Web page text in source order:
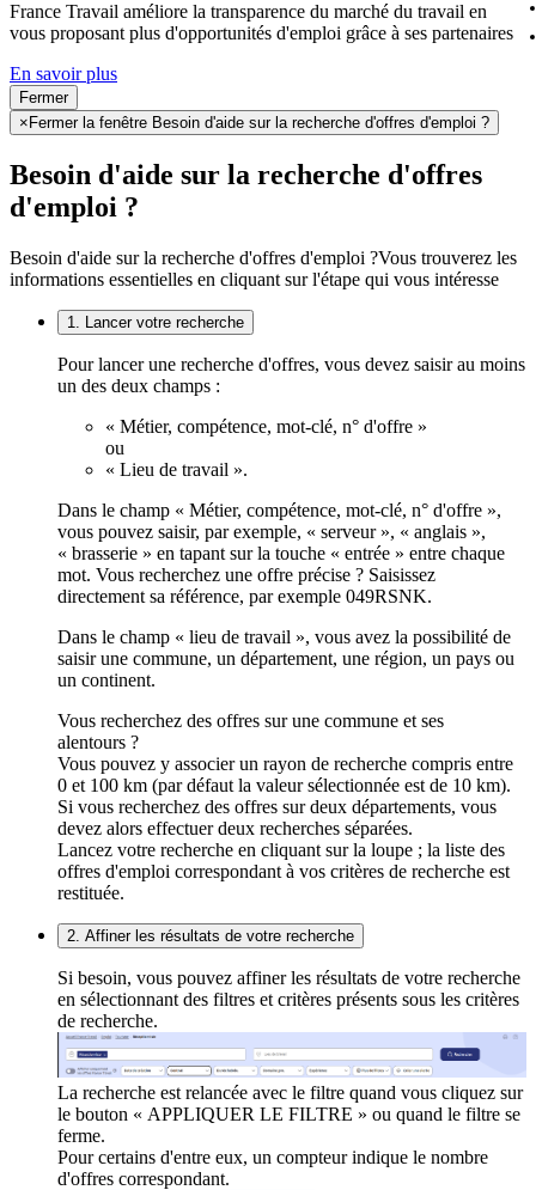
France Travail améliore la transparence du marché du travail en
vous proposant plus d'opportunités d'emploi grâce à ses partenaires
En savoir plus
Fermer
× Fermer la fenêtre Besoin d'aide sur la recherche d'offres d'emploi ?
Besoin d'aide sur la recherche d'offres
d'emploi ?
Besoin d'aide sur la recherche d'offres d'emploi ?Vous trouverez les
informations essentielles en cliquant sur l'étape qui vous intéresse
1. Lancer votre recherche
Pour lancer une recherche d'offres, vous devez saisir au moins
un des deux champs :
« Métier, compétence, mot-clé, n° d'offre »
ou
« Lieu de travail ».
Dans le champ « Métier, compétence, mot-clé, n° d'offre »,
vous pouvez saisir, par exemple, « serveur », « anglais »,
« brasserie » en tapant sur la touche « entrée » entre chaque
mot. Vous recherchez une offre précise ? Saisissez
directement sa référence, par exemple 049RSNK.
Dans le champ « lieu de travail », vous avez la possibilité de
saisir une commune, un département, une région, un pays ou
un continent.
Vous recherchez des offres sur une commune et ses
alentours ?
Vous pouvez y associer un rayon de recherche compris entre
0 et 100 km (par défaut la valeur sélectionnée est de 10 km).
Si vous recherchez des offres sur deux départements, vous
devez alors effectuer deux recherches séparées.
Lancez votre recherche en cliquant sur la loupe ; la liste des
offres d'emploi correspondant à vos critères de recherche est
restituée.
2. Affiner les résultats de votre recherche
Si besoin, vous pouvez affiner les résultats de votre recherche
en sélectionnant des filtres et critères présents sous les critères
de recherche.
La recherche est relancée avec le filtre quand vous cliquez sur
le bouton « APPLIQUER LE FILTRE » ou quand le filtre se
ferme.
Pour certains d'entre eux, un compteur indique le nombre
d'offres correspondant.